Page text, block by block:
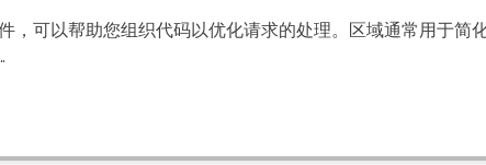
，可以帮助您组织代码以优化请求的处理。区域通常用于简